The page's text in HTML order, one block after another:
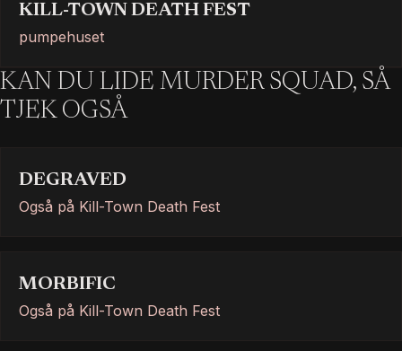
KILL-TOWN DEATH FEST
pumpehuset
KAN DU LIDE MURDER SQUAD, SÅ
TJEK OGSÅ
DEGRAVED
Også på Kill-Town Death Fest
MORBIFIC
Også på Kill-Town Death Fest